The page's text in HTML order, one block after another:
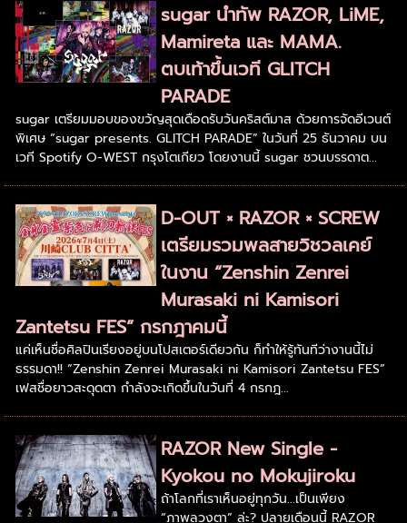
sugar นำทัพ RAZOR, LiME,
Mamireta และ MAMA.
ตบเท้าขึ้นเวที GLITCH
PARADE
sugar เตรียมมอบของขวัญสุดเดือดรับวันคริสต์มาส ด้วยการจัดอีเวนต์
พิเศษ “sugar presents. GLITCH PARADE” ในวันที่ 25 ธันวาคม บน
เวที Spotify O-WEST กรุงโตเกียว โดยงานนี้ sugar ชวนบรรดาต...
D-OUT × RAZOR × SCREW
เตรียมรวมพลสายวิชวลเคย์
ในงาน “Zenshin Zenrei
Murasaki ni Kamisori
Zantetsu FES” กรกฎาคมนี้
แค่เห็นชื่อศิลปินเรียงอยู่บนโปสเตอร์เดียวกัน ก็ทำให้รู้ทันทีว่างานนี้ไม่
ธรรมดา!! “Zenshin Zenrei Murasaki ni Kamisori Zantetsu FES”
เฟสชื่อยาวสะดุดตา กำลังจะเกิดขึ้นในวันที่ 4 กรกฎ...
RAZOR New Single -
Kyokou no Mokujiroku
ถ้าโลกที่เราเห็นอยู่ทุกวัน...เป็นเพียง
“ภาพลวงตา” ล่ะ? ปลายเดือนนี้ RAZOR